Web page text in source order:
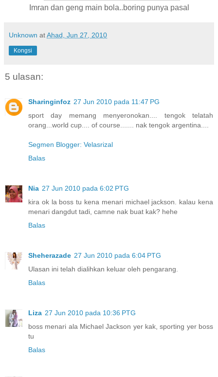
Imran dan geng main bola..boring punya pasal
Unknown atAhad, Jun 27, 2010
Kongsi
5 ulasan:
Sharinginfoz 27 Jun 2010 pada 11:47 PG
sport day memang menyeronokan.... tengok telatah
orang...world cup.... of course....... nak tengok argentina....
Segmen Blogger: Velasrizal
Balas
Nia 27 Jun 2010 pada 6:02 PTG
kira ok la boss tu kena menari michael jackson. kalau kena
menari dangdut tadi, camne nak buat kak? hehe
Balas
Sheherazade 27 Jun 2010 pada 6:04 PTG
Ulasan ini telah dialihkan keluar oleh pengarang.
Balas
Liza 27 Jun 2010 pada 10:36 PTG
boss menari ala Michael Jackson yer kak, sporting yer boss
tu
Balas